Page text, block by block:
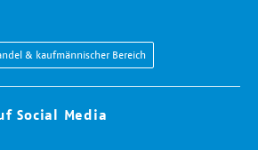
& kaufmännischer Bereich
Social Media